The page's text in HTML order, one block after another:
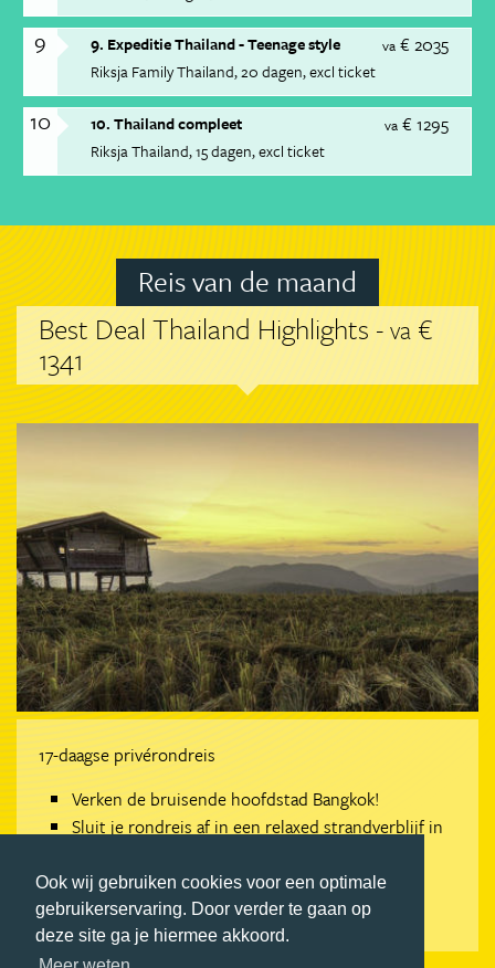
Ook wij gebruiken cookies voor een optimale
gebruikerservaring. Door verder te gaan op
deze site ga je hiermee akkoord.
9 va € 2035
9. Expeditie Thailand - Teenage style
Riksja Family Thailand 20 dagen excl ticket
10 va € 1295
10. Thailand compleet
Riksja Thailand 15 dagen excl ticket
Reis van de maand
Best Deal Thailand Highlights -va €
1341
17-daagse privérondreis
Verken de bruisende hoofdstad Bangkok!
Sluit je rondreis af in een relaxed strandverblijf in
BEKIJK REIS